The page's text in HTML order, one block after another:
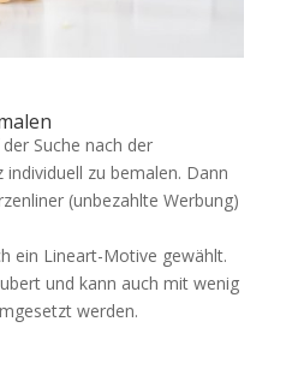
Suche nach der
zu bemalen. Dann
(unbezahlte Werbung)
ein Lineart-Motive gewählt.
und kann auch mit wenig
werden.